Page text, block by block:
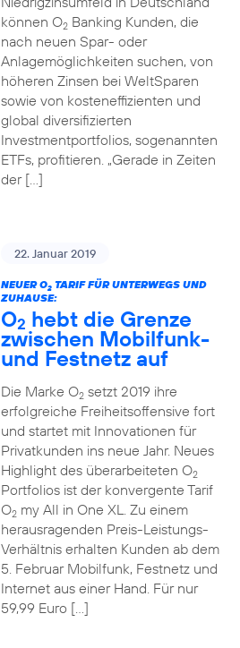
können O2Banking Kunden, die
nach neuen Spar- oder
Anlagemöglichkeiten suchen, von
höheren Zinsen bei WeltSparen
sowie von kosteneffizienten und
global diversifizierten
Investmentportfolios, sogenannten
ETFs, profitieren. „Gerade in Zeiten
der […]
22. Januar 2019
NEUER O2TARIF FÜR UNTERWEGS UND
ZUHAUSE:
O2 hebt die Grenze
zwischen Mobilfunk-
und Festnetz auf
Die Marke O2setzt 2019 ihre
erfolgreiche Freiheitsoffensive fort
und startet mit Innovationen für
Privatkunden ins neue Jahr. Neues
Highlight des überarbeiteten O2
Portfolios ist der konvergente Tarif
O2my All in One XL. Zu einem
herausragenden Preis-Leistungs-
Verhältnis erhalten Kunden ab dem
5. Februar Mobilfunk, Festnetz und
Internet aus einer Hand. Für nur
59,99 Euro […]